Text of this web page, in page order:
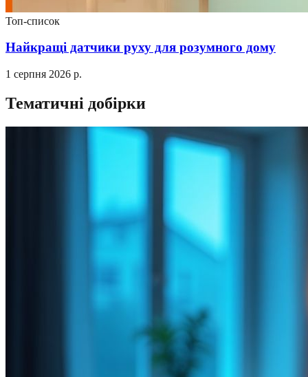
Топ-список
Найкращі датчики руху для розумного дому
1 серпня 2026 р.
Тематичні добірки